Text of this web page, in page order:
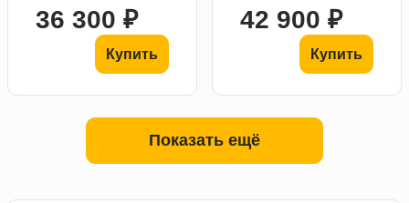
36 300 ₽
Купить
42 900 ₽
Купить
Показать ещё